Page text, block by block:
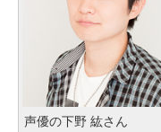
声優の下野 紘さん